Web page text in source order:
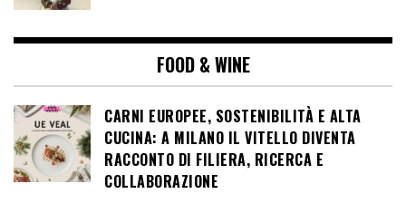
FOOD & WINE
CARNI EUROPEE, SOSTENIBILITÀ E ALTA
CUCINA: A MILANO IL VITELLO DIVENTA
RACCONTO DI FILIERA, RICERCA E
COLLABORAZIONE